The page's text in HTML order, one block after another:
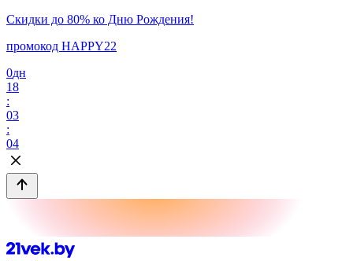
Скидки до 80% ко Дню Рождения!
промокод HAPPY22
0дн
18
:
03
:
04